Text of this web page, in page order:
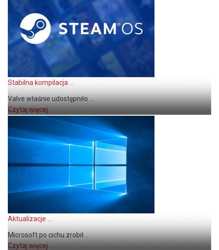
Stabilna kompilacja ...
Valve właśnie udostępniło ...
Czytaj więcej
Aktualizacje ...
Microsoft po cichu zrobił ...
Czytaj więcej